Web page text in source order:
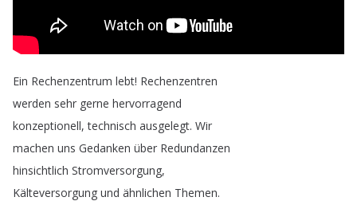
Ein Rechenzentrum lebt! Rechenzentren
werden sehr gerne hervorragend
konzeptionell,technisch ausgelegt. Wir
machen uns Gedanken über Redundanzen
hinsichtlich Stromversorgung,
Kälteversorgung und ähnlichen Themen.